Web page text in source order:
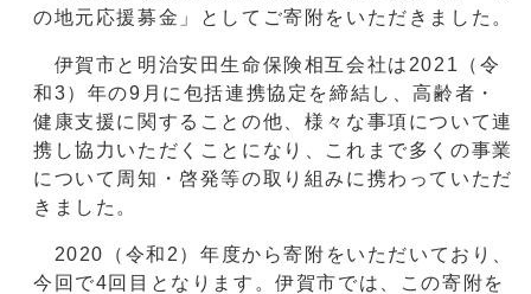
の地元応援募金」としてご寄附をいただきました。
伊賀市と明治安田生命保険相互会社は2021（令
和3）年の9月に包括連携協定を締結し、高齢者・
健康支援に関することの他、様々な事項について連
携し協力いただくことになり、これまで多くの事業
について周知・啓発等の取り組みに携わっていただ
きました。
2020（令和2）年度から寄附をいただいており、
今回で4回目となります。伊賀市では、この寄附を